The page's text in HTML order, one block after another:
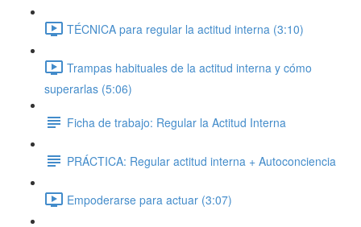
TÉCNICA para regular la actitud interna (3:10)
Trampas habituales de la actitud interna y cómo
superarlas (5:06)
Ficha de trabajo: Regular la Actitud Interna
PRÁCTICA: Regular actitud interna + Autoconciencia
Empoderarse para actuar (3:07)